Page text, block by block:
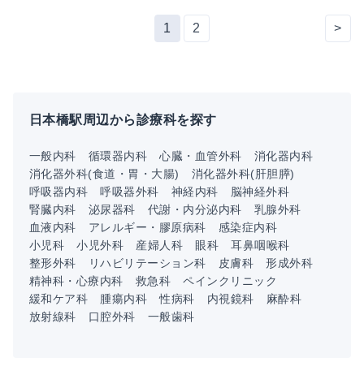
1 2 >
日本橋駅周辺から診療科を探す
一般内科 循環器内科 心臓・血管外科
消化器内科
消化器外科(食道・胃・大腸)
消化器外科(肝胆膵)
呼吸器内科
呼吸器外科 神経内科
脳神経外科
腎臓内科
泌尿器科 代謝・内分泌内科
乳腺外科
血液内科
アレルギー・膠原病科
感染症内科
小児科
小児外科 産婦人科 眼科
耳鼻咽喉科
整形外科
リハビリテーション科 皮膚科
形成外科
精神科・心療内科
救急科
ペインクリニック
緩和ケア科
腫瘍内科 性病科 内視鏡科
麻酔科
放射線科
口腔外科 一般歯科